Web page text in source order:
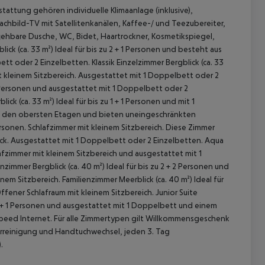
gehören individuelle Klimaanlage (inklusive),
TV mit Satellitenkanälen, Kaffee-/ und Teezubereiter,
Dusche, WC, Bidet, Haartrockner, Kosmetikspiegel,
(ca. 33 m²) Ideal für bis zu 2 + 1 Personen und besteht aus
oder 2 Einzelbetten. Klassik Einzelzimmer Bergblick (ca. 33
kleinem Sitzbereich. Ausgestattet mit 1 Doppelbett oder 2
und ausgestattet mit 1 Doppelbett oder 2
(ca. 33 m²) Ideal für bis zu 1 + 1 Personen und mit 1
obersten Etagen und bieten uneingeschränkten
Schlafzimmer mit kleinem Sitzbereich. Diese Zimmer
Ausgestattet mit 1 Doppelbett oder 2 Einzelbetten. Aqua
mit kleinem Sitzbereich und ausgestattet mit 1
Bergblick (ca. 40 m²) Ideal für bis zu 2 + 2 Personen und
Sitzbereich. Familienzimmer Meerblick (ca. 40 m²) Ideal für
Schlafraum mit kleinem Sitzbereich. Junior Suite
1 Personen und ausgestattet mit 1 Doppelbett und einem
Internet. Für alle Zimmertypen gilt Willkommensgeschenk
und Handtuchwechsel, jeden 3. Tag